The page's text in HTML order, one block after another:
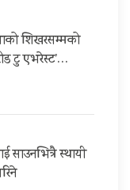
शिखरसम्मको
टु एभरेस्ट’…
साउनभित्रै स्थायी